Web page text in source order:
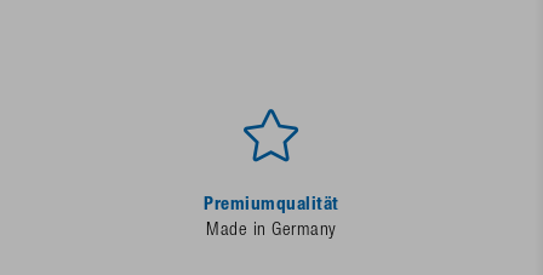
Premiumqualität
Made in Germany